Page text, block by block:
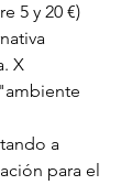
5 y 20 €)
X
a
para el